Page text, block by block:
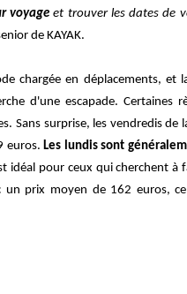
voyage et trouver les dates de
de KAYAK.
chargée en déplacements, et
d'une escapade. Certaines
Sans surprise, les vendredis
euros.Les lundis sont
pour ceux qui cherchent à
un prix moyen de 162 euros,